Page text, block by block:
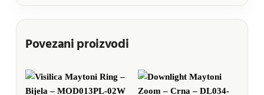
Povezani proizvodi